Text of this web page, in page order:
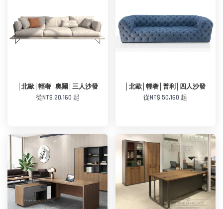
加入購物車
│北歐│輕奢│奧爾│三人沙發
從NT$ 20,160 起
│北歐│輕奢│普利│四人沙發
從NT$ 50,160 起